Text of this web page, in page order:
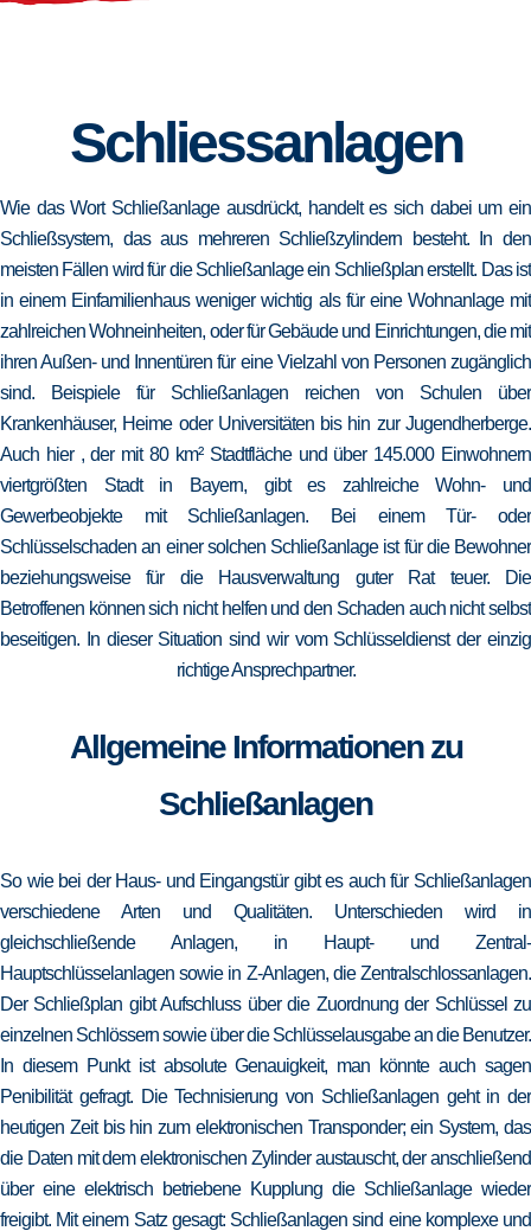
Schliessanlagen
Wie das Wort Schließanlage ausdrückt, handelt es sich dabei um ein
Schließsystem, das aus mehreren Schließzylindern besteht. In den
meisten Fällen wird für die Schließanlage ein Schließplan erstellt. Das ist
in einem Einfamilienhaus weniger wichtig als für eine Wohnanlage mit
zahlreichen Wohneinheiten, oder für Gebäude und Einrichtungen, die mit
ihren Außen- und Innentüren für eine Vielzahl von Personen zugänglich
sind. Beispiele für Schließanlagen reichen von Schulen über
Krankenhäuser, Heime oder Universitäten bis hin zur Jugendherberge.
Auch hier , der mit 80 km² Stadtfläche und über 145.000 Einwohnern
viertgrößten Stadt in Bayern, gibt es zahlreiche Wohn- und
Gewerbeobjekte mit Schließanlagen. Bei einem Tür- oder
Schlüsselschaden an einer solchen Schließanlage ist für die Bewohner
beziehungsweise für die Hausverwaltung guter Rat teuer. Die
Betroffenen können sich nicht helfen und den Schaden auch nicht selbst
beseitigen. In dieser Situation sind wir vom Schlüsseldienst der einzig
richtige Ansprechpartner.
Allgemeine Informationen zu
Schließanlagen
So wie bei der Haus- und Eingangstür gibt es auch für Schließanlagen
verschiedene Arten und Qualitäten. Unterschieden wird in
gleichschließende Anlagen, in Haupt- und Zentral-
Hauptschlüsselanlagen sowie in Z-Anlagen, die Zentralschlossanlagen.
Der Schließplan gibt Aufschluss über die Zuordnung der Schlüssel zu
einzelnen Schlössern sowie über die Schlüsselausgabe an die Benutzer.
In diesem Punkt ist absolute Genauigkeit, man könnte auch sagen
Penibilität gefragt. Die Technisierung von Schließanlagen geht in der
heutigen Zeit bis hin zum elektronischen Transponder; ein System, das
die Daten mit dem elektronischen Zylinder austauscht, der anschließend
über eine elektrisch betriebene Kupplung die Schließanlage wieder
freigibt. Mit einem Satz gesagt: Schließanlagen sind eine komplexe und